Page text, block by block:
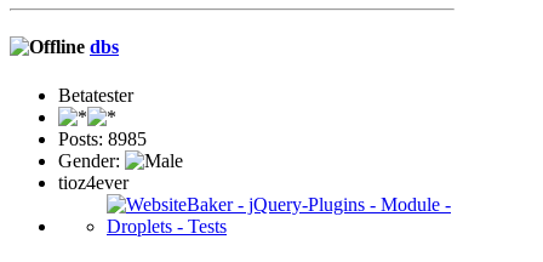
dbs
Betatester
Posts: 8985
Gender:
tioz4ever